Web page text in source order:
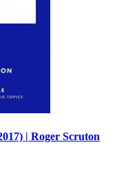
| Roger Scruton